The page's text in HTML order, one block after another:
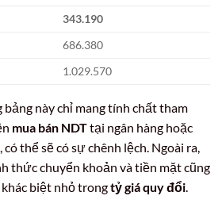
343.190
686.380
1.029.570
bảng này chỉ mang tính chất tham
mua bán NDTtại ngân hàng hoặc
có thể sẽ có sự chênh lệch. Ngoài ra,
thức chuyển khoản và tiền mặt cũng
biệt nhỏ trongtỷ giá quy đổi.